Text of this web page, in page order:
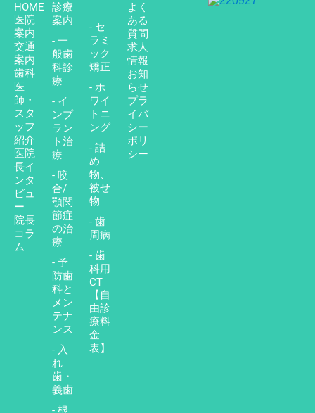
HOME
医院
案内
交通
案内
歯科
医
師・
スタ
ッフ
紹介
医院
長イ
ンタ
ビュ
ー
院長
コラ
ム
診療
案内
- 一
般歯
科診
療
- イ
ンプ
ラン
ト治
療
- 咬
合/
顎関
節症
の治
療
- 予
防歯
科と
メン
テナ
ンス
- 入
れ
歯・
義歯
- 根
- セ
ラミ
ック
矯正
- ホ
ワイ
トニ
ング
- 詰
め
物、
被せ
物
- 歯
周病
- 歯
科用
CT
【自
由診
療料
金
表】
よく
ある
質問
求人
情報
お知
らせ
プラ
イバ
シー
ポリ
シー